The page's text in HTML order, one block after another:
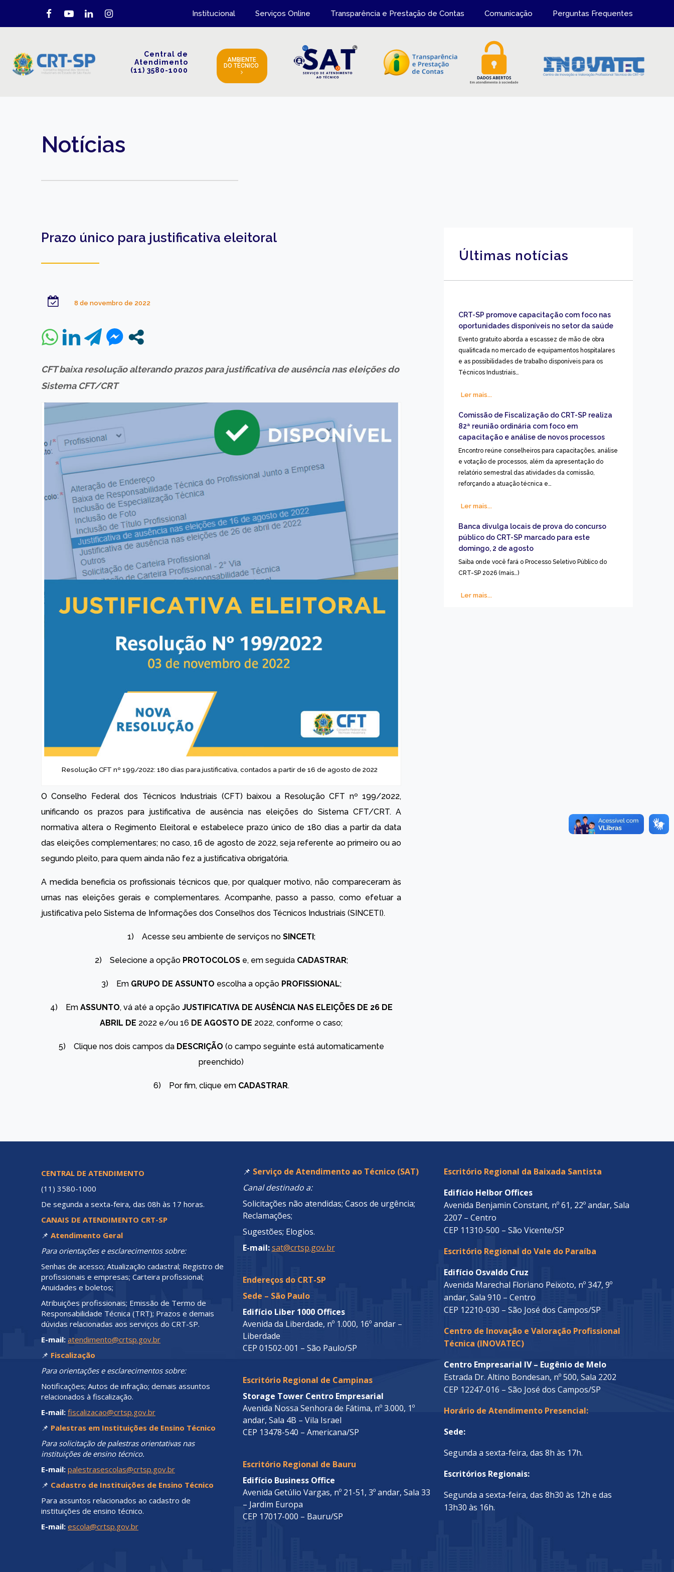
Institucional Serviços Online Transparência e Prestação de Contas Comunicação Perguntas Frequentes
Central de
Atendimento
(11) 3580-1000
AMBIENTE
DO TÉCNICO
Notícias
Prazo único para justificativa eleitoral
8 de novembro de 2022
CFT baixa resolução alterando prazos para justificativa de ausência nas eleições do
Sistema CFT/CRT
Resolução CFT nº 199/2022: 180 dias para justificativa, contados a partir de 16 de agosto de 2022
O Conselho Federal dos Técnicos Industriais (CFT) baixou a Resolução CFT nº 199/2022,
unificando os prazos para justificativa de ausência nas eleições do Sistema CFT/CRT. A
normativa altera o Regimento Eleitoral e estabelece prazo único de 180 dias a partir da data
das eleições complementares; no caso, 16 de agosto de 2022, seja referente ao primeiro ou ao
segundo pleito, para quem ainda não fez a justificativa obrigatória.
A medida beneficia os profissionais técnicos que, por qualquer motivo, não compareceram às
urnas nas eleições gerais e complementares. Acompanhe, passo a passo, como efetuar a
justificativa pelo Sistema de Informações dos Conselhos dos Técnicos Industriais (SINCETI).
1) Acesse seu ambiente de serviços no SINCETI;
2) Selecione a opção PROTOCOLOSe, em seguida CADASTRAR;
3) Em GRUPO DE ASSUNTO escolha a opção PROFISSIONAL;
4) Em ASSUNTO, vá até a opção JUSTIFICATIVA DE AUSÊNCIA NAS ELEIÇÕES DE 26 DE
ABRIL DE 2022 e/ou 16 DE AGOSTO DE 2022, conforme o caso;
5) Clique nos dois campos da DESCRIÇÃO (o campo seguinte está automaticamente
preenchido)
6) Por fim, clique em CADASTRAR.
Últimas notícias
CRT-SP promove capacitação com foco nas
oportunidades disponíveis no setor da saúde
Evento gratuito aborda a escassez de mão de obra
qualificada no mercado de equipamentos hospitalares
e as possibilidades de trabalho disponíveis para os
Técnicos Industriais…
Ler mais...
Comissão de Fiscalização do CRT-SP realiza
82ª reunião ordinária com foco em
capacitação e análise de novos processos
Encontro reúne conselheiros para capacitações, análise
e votação de processos, além da apresentação do
relatório semestral das atividades da comissão,
reforçando a atuação técnica e…
Ler mais...
Banca divulga locais de prova do concurso
público do CRT-SP marcado para este
domingo, 2 de agosto
Saiba onde você fará o Processo Seletivo Público do
CRT-SP 2026 (mais…)
Ler mais...
CENTRAL DE ATENDIMENTO
(11) 3580-1000
De segunda a sexta-feira, das 08h às 17 horas.
CANAIS DE ATENDIMENTO CRT-SP
📌 Atendimento Geral
Para orientações e esclarecimentos sobre:
Senhas de acesso; Atualização cadastral; Registro de
profissionais e empresas; Carteira profissional;
Anuidades e boletos;
Atribuições profissionais; Emissão de Termo de
Responsabilidade Técnica (TRT); Prazos e demais
dúvidas relacionadas aos serviços do CRT-SP.
E-mail: atendimento@crtsp.gov.br
📌 Fiscalização
Para orientações e esclarecimentos sobre:
Notificações; Autos de infração; demais assuntos
relacionados à fiscalização.
E-mail: fiscalizacao@crtsp.gov.br
📌 Palestras em Instituições de Ensino Técnico
Para solicitação de palestras orientativas nas
instituições de ensino técnico.
E-mail: palestrasescolas@crtsp.gov.br
📌 Cadastro de Instituições de Ensino Técnico
Para assuntos relacionados ao cadastro de
instituições de ensino técnico.
E-mail: escola@crtsp.gov.br
📌 Serviço de Atendimento ao Técnico (SAT)
Canal destinado a:
Solicitações não atendidas; Casos de urgência;
Reclamações;
Sugestões; Elogios.
E-mail:sat@crtsp.gov.br
Endereços do CRT-SP
Sede – São Paulo
Edifício Liber 1000 Offices
Avenida da Liberdade, nº 1.000, 16º andar –
Liberdade
CEP 01502-001 – São Paulo/SP
Escritório Regional de Campinas
Storage Tower Centro Empresarial
Avenida Nossa Senhora de Fátima, nº 3.000, 1º
andar, Sala 4B – Vila Israel
CEP 13478-540 – Americana/SP
Escritório Regional de Bauru
Edifício Business Office
Avenida Getúlio Vargas, nº 21-51, 3º andar, Sala 33
– Jardim Europa
CEP 17017-000 – Bauru/SP
Escritório Regional da Baixada Santista
Edifício Helbor Offices
Avenida Benjamin Constant, nº 61, 22º andar, Sala
2207 – Centro
CEP 11310-500 – São Vicente/SP
Escritório Regional do Vale do Paraíba
Edifício Osvaldo Cruz
Avenida Marechal Floriano Peixoto, nº 347, 9º
andar, Sala 910 – Centro
CEP 12210-030 – São José dos Campos/SP
Centro de Inovação e Valoração Profissional
Técnica (INOVATEC)
Centro Empresarial IV – Eugênio de Melo
Estrada Dr. Altino Bondesan, nº 500, Sala 2202
CEP 12247-016 – São José dos Campos/SP
Horário de Atendimento Presencial:
Sede:
Segunda a sexta-feira, das 8h às 17h.
Escritórios Regionais:
Segunda a sexta-feira, das 8h30 às 12h e das
13h30 às 16h.